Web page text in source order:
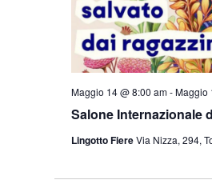
Salone Internazionale
Maggio 14 @ 8:00 am-Maggio
Lingotto FiereVia Nizza, 294,